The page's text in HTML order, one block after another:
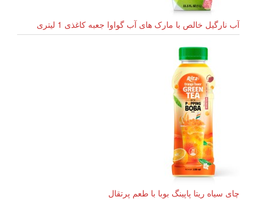
آب نارگیل خالص با مارک های آب گواوا جعبه کاغذی 1 لیتری
چای سیاه ریتا پاپینگ بوبا با طعم پرتقال